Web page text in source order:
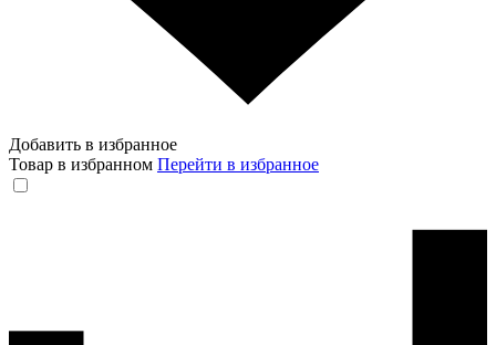
Добавить в избранное
Товар в избранном Перейти в избранное